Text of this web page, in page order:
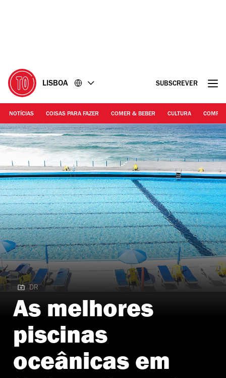
LISBOA SUBSCREVER
NOTÍCIAS COISAS PARA FAZER COMER & BEBER CULTURA
DR | Piscina Arribas
DR
As melhores
piscinas
oceânicas em